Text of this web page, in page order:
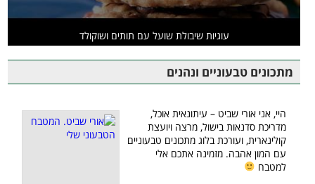
עוגיות שיבולת שועל עם תותים ושוקולד
מתכונים טבעוניים ונהנים
היי, אני אורי שביט – עיתונאית אוכל,
מדריכת סדנאות בישול, מרצה ויועצת
קולינארית, ועורכת בלוג מתכונים טבעוניים
עם המון אהבה. מזמינה אתכם אלי
למטבח